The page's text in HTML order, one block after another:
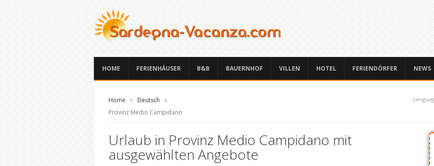
HOME FERIENHÄUSER B&B BAUERNHOF VILLEN HOTEL FERIENDÖRFER NEWS
Home
Deutsch
Provinz Medio Campidano
Urlaub in Provinz Medio Campidano mit
ausgewählten Angebote